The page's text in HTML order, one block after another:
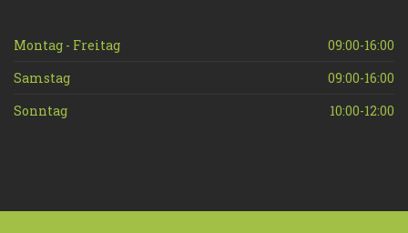
Montag - Freitag
09:00-16:00
Samstag
09:00-16:00
Sonntag
10:00-12:00